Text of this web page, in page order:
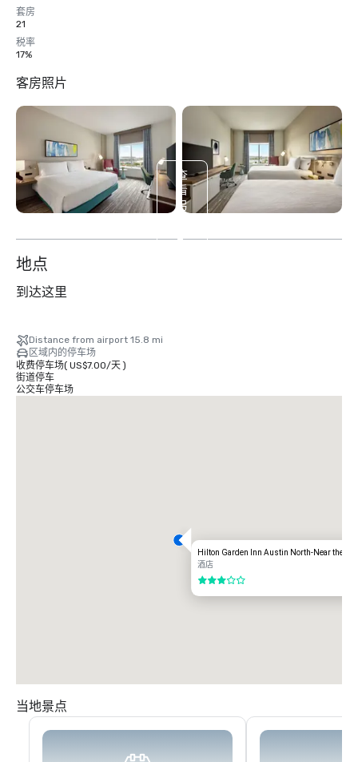
套房
21
税率
17%
客房照片
查
看
另
2
地点
到达这里
Distance from airport 15.8 mi
区域内的停车场
收费停车场( US$7.00/天)
街道停车
公交车停车场
Hilton Garden Inn Austin North-Near the
酒店
3/5
当地景点